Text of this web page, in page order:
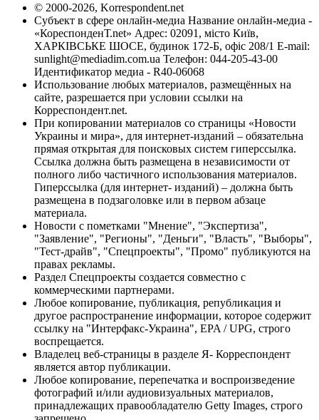
© 2000-2026, Korrespondent.net
Субъект в сфере онлайн-медиа Название онлайн-медиа -
«КореспонденТ.net» Адрес: 02091, місто Київ,
ХАРКІВСЬКЕ ШОСЕ, будинок 172-Б, офіс 208/1 E-mail:
sunlight@mediadim.com.ua Телефон: 044-205-43-00
Идентификатор медиа - R40-06068
Использование любых материалов, размещённых на
сайте, разрешается при условии ссылки на
Корреспондент.net.
При копировании материалов со страницы «Новости
Украины и мира», для интернет-изданий – обязательна
прямая открытая для поисковых систем гиперссылка.
Ссылка должна быть размещена в независимости от
полного либо частичного использования материалов.
Гиперссылка (для интернет- изданий) – должна быть
размещена в подзаголовке или в первом абзаце
материала.
Новости с пометками "Мнение", "Экспертиза",
"Заявление", "Регионы", "Деньги", "Власть", "Выборы",
"Тест-драйв", "Спецпроекты", "Промо" публикуются на
правах рекламы.
Раздел Спецпроекты создается совместно с
коммерческими партнерами.
Любое копирование, публикация, републикация и
другое распространение информации, которое содержит
ссылку на "Интерфакс-Украина", EPA / UPG, строго
воспрещается.
Владелец веб-страницы в разделе Я- Корреспондент
является автор публикации.
Любое копирование, перепечатка и воспроизведение
фотографий и/или аудиовизуальных материалов,
принадлежащих правообладателю Getty Images, строго